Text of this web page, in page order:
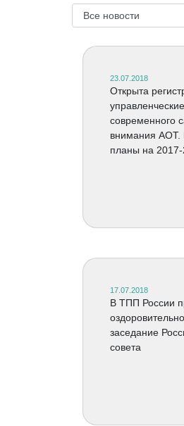
23.07.2018
Открыта
современного
внимания АОТ.
планы на 2017-
17.07.2018
В ТПП России
заседание
совета